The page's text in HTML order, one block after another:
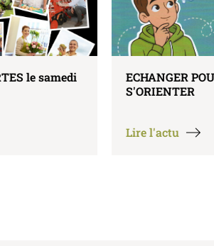
ECHANGER POUR BIEN